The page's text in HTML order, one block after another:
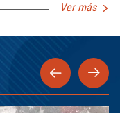
Ver más